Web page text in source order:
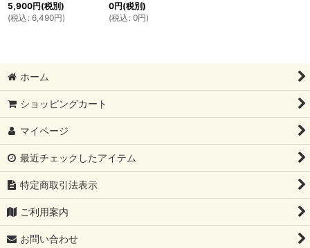
5,900円(税別)
(税込 : 6,490円)
0円(税別)
(税込 : 0円)
ホーム
ショッピングカート
マイページ
最近チェックしたアイテム
特定商取引法表示
ご利用案内
お問い合わせ